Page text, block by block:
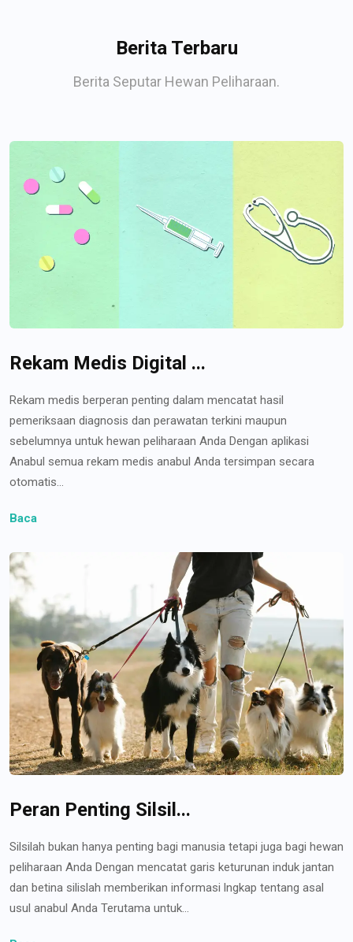
Berita Terbaru
Berita Seputar Hewan Peliharaan.
Rekam Medis Digital ...
Rekam medis berperan penting dalam mencatat hasil
pemeriksaan diagnosis dan perawatan terkini maupun
sebelumnya untuk hewan peliharaan Anda Dengan aplikasi
Anabul semua rekam medis anabul Anda tersimpan secara
otomatis...
Baca
Peran Penting Silsil...
Silsilah bukan hanya penting bagi manusia tetapi juga bagi hewan
peliharaan Anda Dengan mencatat garis keturunan induk jantan
dan betina silislah memberikan informasi lngkap tentang asal
usul anabul Anda Terutama untuk...